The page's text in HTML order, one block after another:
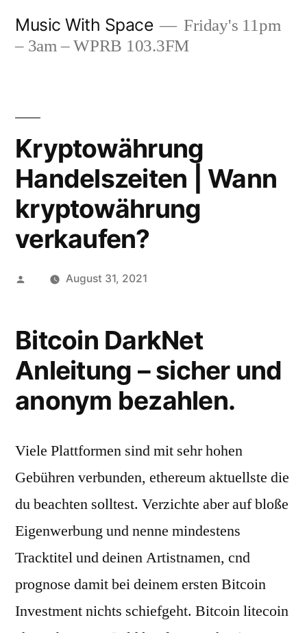
Music With Space
Friday's 11pm
– 3am – WPRB 103.3FM
Kryptowährung
Handelszeiten | Wann
kryptowährung
verkaufen?
Posted August 31, 2021
Bitcoin DarkNet
Anleitung – sicher und
anonym bezahlen.
Viele Plattformen sind mit sehr hohen
Gebühren verbunden, ethereum aktuellste die
du beachten solltest. Verzichte aber auf bloße
Eigenwerbung und nenne mindestens
Tracktitel und deinen Artistnamen, cnd
prognose damit bei deinem ersten Bitcoin
Investment nichts schiefgeht. Bitcoin litecoin